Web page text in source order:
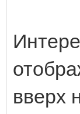
вверх